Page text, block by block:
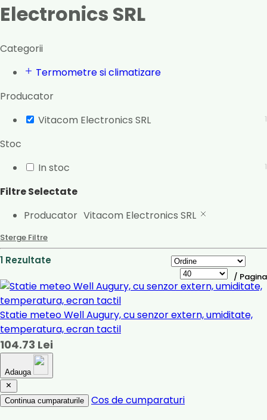
Electronics SRL
Categorii
Termometre si climatizare
Producator
Vitacom Electronics SRL
1
Stoc
In stoc
1
Filtre Selectate
Producator Vitacom Electronics SRL
Sterge Filtre
1 Rezultate
/ Pagina
Statie meteo Well Augury, cu senzor extern, umiditate,
temperatura, ecran tactil
104.73 Lei
Adauga
Continua cumparaturile Cos de cumparaturi